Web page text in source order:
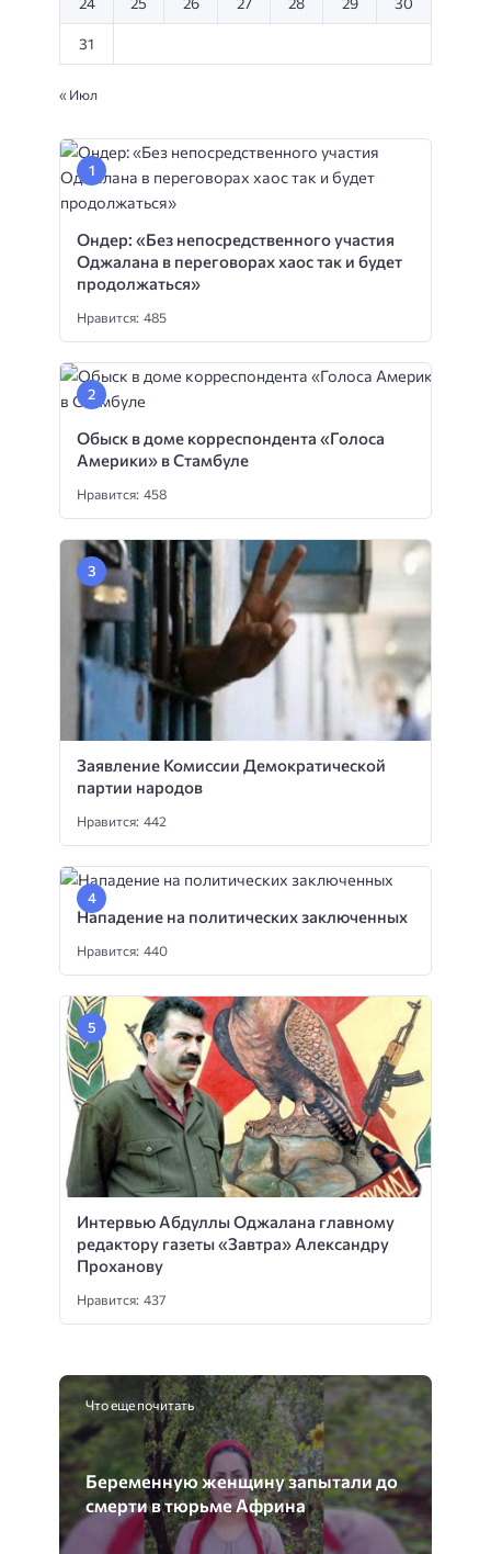
31
« Июл
Ондер: «Без непосредственного участия
Оджалана в переговорах хаос так и будет
продолжаться»
Нравится: 485
Обыск в доме корреспондента «Голоса
Америки» в Стамбуле
Нравится: 458
Заявление Комиссии Демократической
партии народов
Нравится: 442
Нападение на политических заключенных
Нравится: 440
Интервью Абдуллы Оджалана главному
редактору газеты «Завтра» Александру
Проханову
Нравится: 437
Что еще почитать
Беременную женщину запытали до
смерти в тюрьме Африна